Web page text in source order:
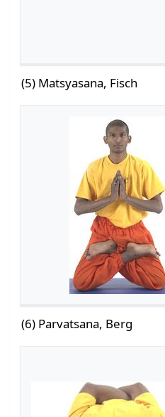
(5) Matsyasana, Fisch
(6) Parvatsana, Berg